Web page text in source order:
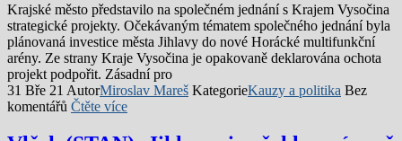
Krajské město představilo na společném jednání s Krajem Vysočina
strategické projekty. Očekávaným tématem společného jednání byla
plánovaná investice města Jihlavy do nové Horácké multifunkční
arény. Ze strany Kraje Vysočina je opakovaně deklarována ochota
projekt podpořit. Zásadní pro
31 Bře 21 AutorMiroslav Mareš KategorieKauzy a politika Bez
komentářů Čtěte více